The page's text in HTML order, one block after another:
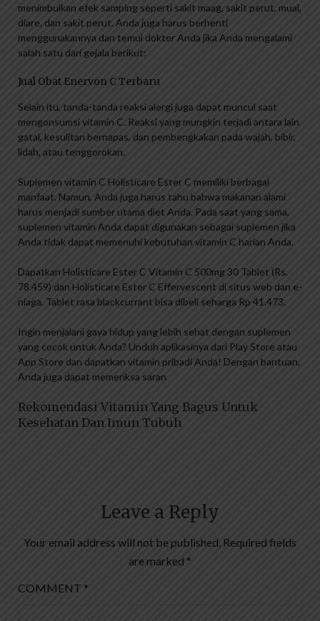
menimbulkan efek samping seperti sakit maag, sakit perut, mual,
diare, dan sakit perut. Anda juga harus berhenti
menggunakannya dan temui dokter Anda jika Anda mengalami
salah satu dari gejala berikut:
Jual Obat Enervon C Terbaru
Selain itu, tanda-tanda reaksi alergi juga dapat muncul saat
mengonsumsi vitamin C. Reaksi yang mungkin terjadi antara lain
gatal, kesulitan bernapas, dan pembengkakan pada wajah, bibir,
lidah, atau tenggorokan.
Suplemen vitamin C Holisticare Ester C memiliki berbagai
manfaat. Namun, Anda juga harus tahu bahwa makanan alami
harus menjadi sumber utama diet Anda. Pada saat yang sama,
suplemen vitamin Anda dapat digunakan sebagai suplemen jika
Anda tidak dapat memenuhi kebutuhan vitamin C harian Anda.
Dapatkan Holisticare Ester C Vitamin C 500mg 30 Tablet (Rs.
78.459) dan Holisticare Ester C Effervescent di situs web dan e-
niaga. Tablet rasa blackcurrant bisa dibeli seharga Rp 41.473.
Ingin menjalani gaya hidup yang lebih sehat dengan suplemen
yang cocok untuk Anda? Unduh aplikasinya dari Play Store atau
App Store dan dapatkan vitamin pribadi Anda! Dengan bantuan,
Anda juga dapat memeriksa saran
Rekomendasi Vitamin Yang Bagus Untuk
Kesehatan Dan Imun Tubuh
Leave a Reply
Your email address will not be published. Required fields
are marked *
COMMENT *